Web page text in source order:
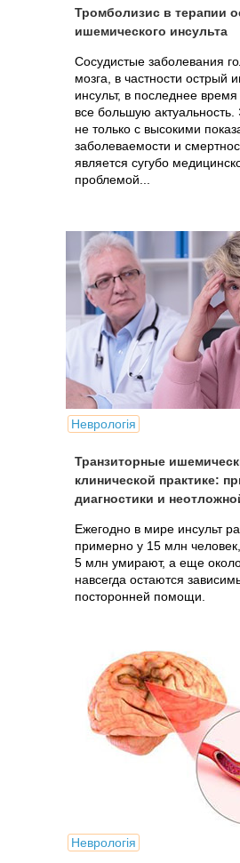
Тромболизис в терапии
ишемического инсульта
Сосудистые заболевания
мозга, в частности острый
инсульт, в последнее
все большую актуальность.
не только с высокими
заболеваемости и
является сугубо
проблемой...
Неврологія
Транзиторные
клинической практике:
диагностики и
Ежегодно в мире инсульт
примерно у 15 млн
5 млн умирают, а еще
навсегда остаются
посторонней помощи.
Неврологія